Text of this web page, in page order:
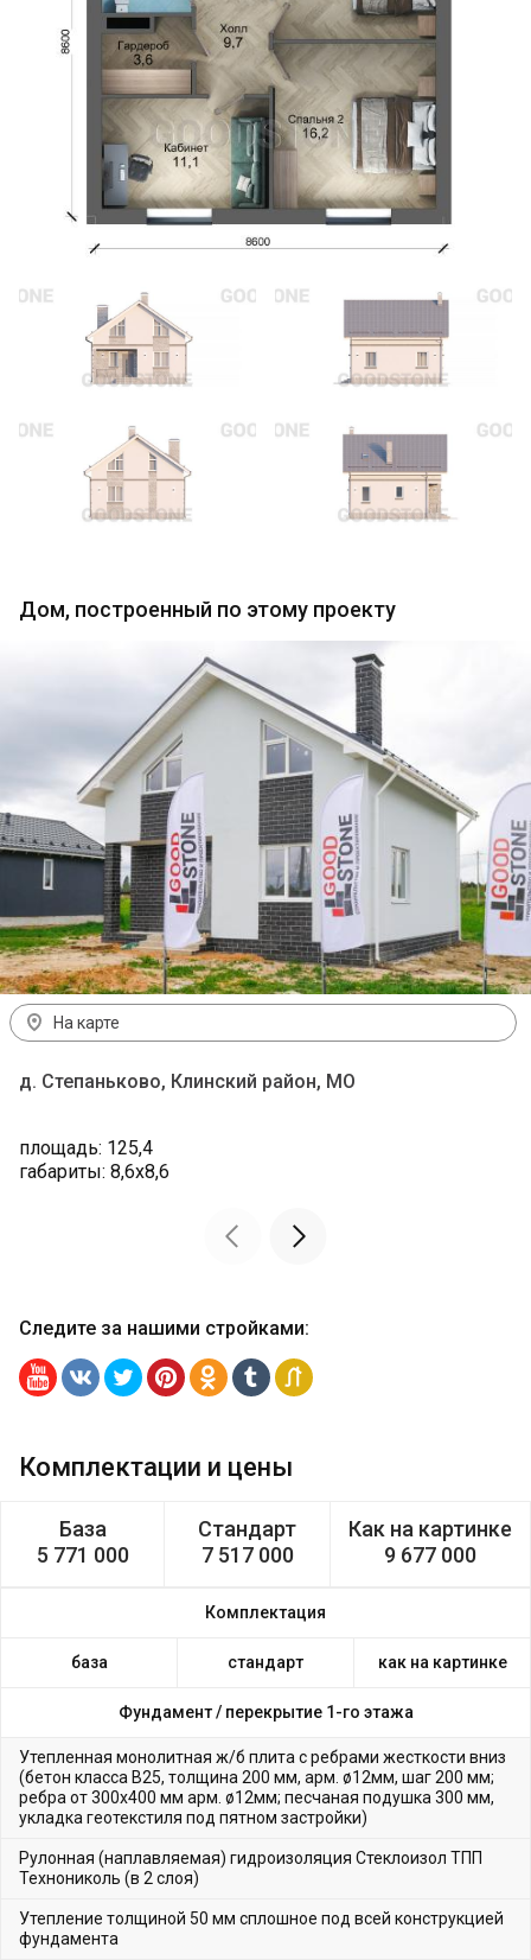
Дом, построенный по этому проекту
На карте
д. Степаньково, Клинский район, МО
площадь: 125,4
габариты: 8,6х8,6
Следите за нашими стройками:
Комплектации и цены
База
5 771 000
Стандарт
7 517 000
Как на картинке
9 677 000
Комплектация
база стандарт как на картинке
Фундамент / перекрытие 1-го этажа
Утепленная монолитная ж/б плита с ребрами жесткости вниз
(бетон класса В25, толщина 200 мм, арм. ø12мм, шаг 200 мм;
ребра от 300х400 мм арм. ø12мм; песчаная подушка 300 мм,
укладка геотекстиля под пятном застройки)
Рулонная (наплавляемая) гидроизоляция Стеклоизол ТПП
Технониколь (в 2 слоя)
Утепление толщиной 50 мм сплошное под всей конструкцией
фундамента